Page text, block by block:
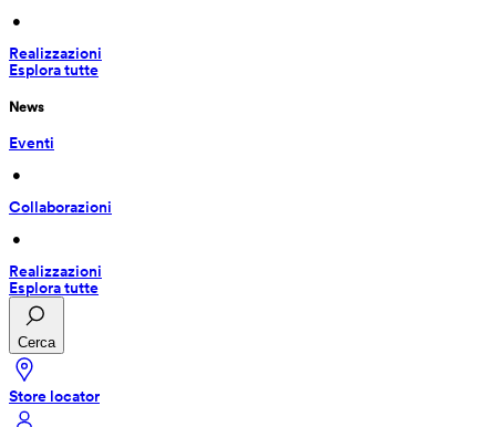
•
Realizzazioni
Esplora tutte
News
Eventi
•
Collaborazioni
•
Realizzazioni
Esplora tutte
Cerca
Store locator